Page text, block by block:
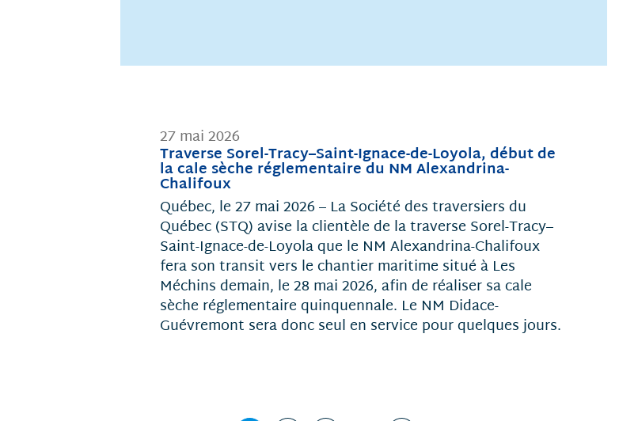
Traverse Sorel-Tracy–Saint-Ignace-de-Loyola, début de
la cale sèche réglementaire du NM Alexandrina-
Chalifoux
27 mai 2026
Québec, le 27 mai 2026 – La Société des traversiers du
Québec (STQ) avise la clientèle de la traverse Sorel-Tracy–
Saint-Ignace-de-Loyola que le NM Alexandrina-Chalifoux
fera son transit vers le chantier maritime situé à Les
Méchins demain, le 28 mai 2026, afin de réaliser sa cale
sèche réglementaire quinquennale. Le NM Didace-
Guévremont sera donc seul en service pour quelques jours.